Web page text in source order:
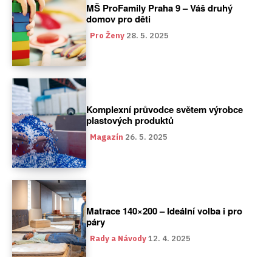
MŠ ProFamily Praha 9 – Váš druhý
domov pro děti
Pro Ženy 28. 5. 2025
Komplexní průvodce světem výrobce
plastových produktů
Magazín 26. 5. 2025
Matrace 140×200 – Ideální volba i pro
páry
Rady a Návody12. 4. 2025